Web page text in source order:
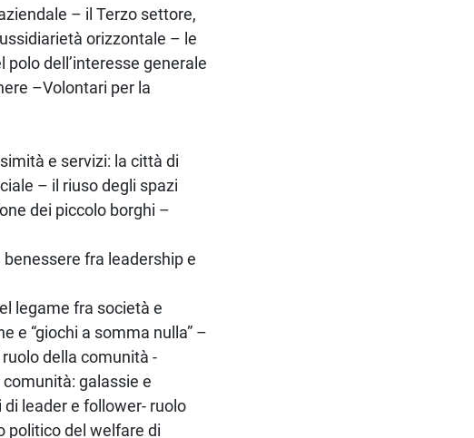
– il Terzo settore,
orizzontale – le
dell’interesse generale
–Volontari per la
e servizi: la città di
– il riuso degli spazi
dei piccolo borghi –
fra leadership e
legame fra società e
e “giochi a somma nulla” –
della comunità -
galassie e
leader e follower- ruolo
politico del welfare di